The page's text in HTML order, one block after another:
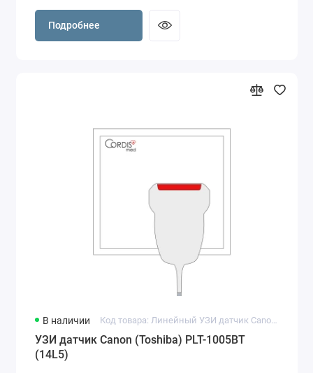
Подробнее
В наличии Код товара: Линейный УЗИ датчик Canon (Toshiba) PLT-1005BT (14L5)
УЗИ датчик Canon (Toshiba) PLT-1005BT
(14L5)